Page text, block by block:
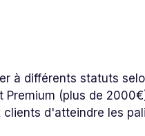
à différents statuts
(plus de
d'atteindre les